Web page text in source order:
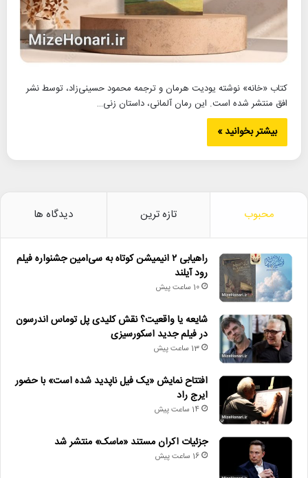
کتاب «خانه» نوشته یودیت هرمان و ترجمه محمود حسینی‌زاد، توسط نشر
افق منتشر شده است. این رمان آلمانی، داستان زنی…
بیشتر بخوانید »
محبوب تازه ترین دیدگاه ها
راهیابی ۲ انیمیشن کوتاه به سی‌امین جشنواره فیلم
رود آیلند
10 ساعت پیش
شایعه یا واقعیت؟ نقش کلیدی پل توماس اندرسون
در فیلم جدید اسکورسیزی
13 ساعت پیش
افتتاح نمایش «یک فیل ناپدید شده است» با حضور
ایرج راد
14 ساعت پیش
جزئیات اکران مستند «ماسک» منتشر شد
16 ساعت پیش